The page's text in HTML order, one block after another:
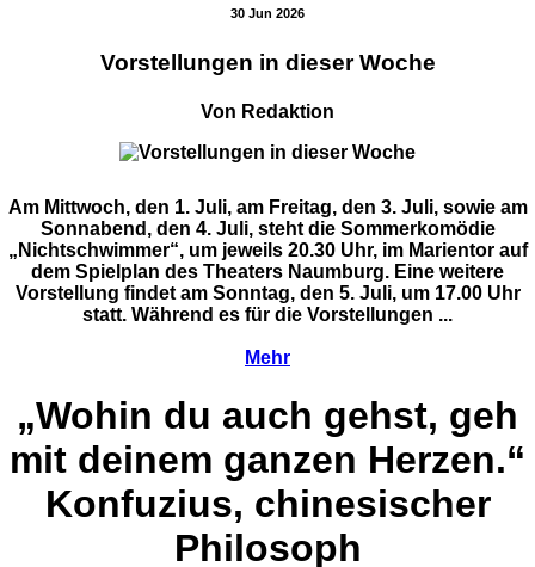
30 Jun 2026
Vorstellungen in dieser Woche
Von Redaktion
Am Mittwoch, den 1. Juli, am Freitag, den 3. Juli, sowie am
Sonnabend, den 4. Juli, steht die Sommerkomödie
„Nichtschwimmer“, um jeweils 20.30 Uhr, im Marientor auf
dem Spielplan des Theaters Naumburg. Eine weitere
Vorstellung findet am Sonntag, den 5. Juli, um 17.00 Uhr
statt. Während es für die Vorstellungen ...
Mehr
„Wohin du auch gehst, geh
mit deinem ganzen Herzen.“
Konfuzius, chinesischer
Philosoph